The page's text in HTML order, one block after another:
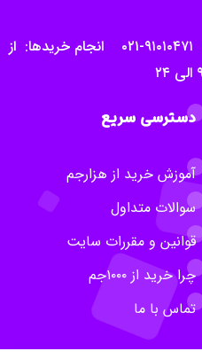
پاسخگویی تلفنی (ساعات اداری): ۹۱۰۱۰۴۷۱-۰۲۱ انجام خریدها: از
دسترسی سریع
آموزش خرید از هزارجم
سوالات متداول
قوانین و مقررات سایت
چرا خرید از ۱۰۰۰جم
تماس با ما